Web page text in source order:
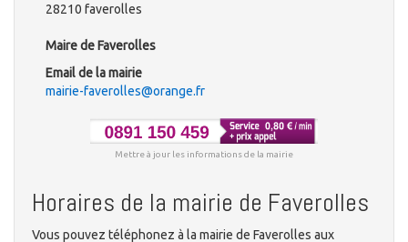
28210 faverolles
Maire de Faverolles
Email de la mairie
mairie-faverolles@orange.fr
Mettre à jour les informations de la mairie
Horaires de la mairie de Faverolles
Vous pouvez téléphonez à la mairie de Faverolles aux